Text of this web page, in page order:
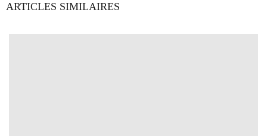
ARTICLES SIMILAIRES